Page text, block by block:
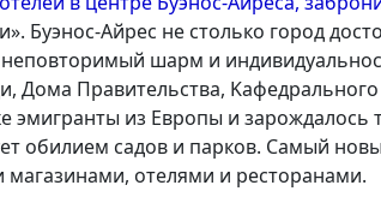
Айрес не столько город
шарм и
Дома Правительства,
эмигранты из Eвропы и
обилием садов и парков. Самый
отелями и ресторанами.